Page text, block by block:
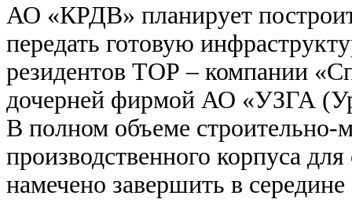
АО «КРДВ» планирует
передать готовую
резидентов ТОР – компании
дочерней фирмой АО «УЗГА
В полном объеме строительно-
производственного корпуса
намечено завершить в середине